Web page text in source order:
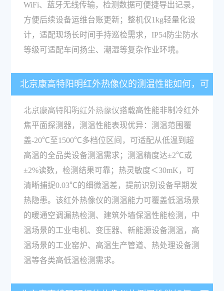
WiFi、蓝牙无线传输，检测数据可便捷导出记录，
方便后续设备运维台账更新；整机仅1kg轻量化设
计，适配现场长时间手持巡检需求，IP54防尘防水
等级可适配车间扬尘、潮湿等复杂作业环境。
北京康高特阳明红外热像仪的测温性能如何，可
覆盖哪些高低温检测需求？
北京康高特阳明红外热像仪搭载高性能非制冷红外
焦平面探测器，测温性能表现优异：测温范围覆
盖-20℃至1500℃多档位区间，可适配从低温到超
高温的全品类设备测温需求；测温精度达±2℃或
±2%读数，检测结果可靠；热灵敏度＜30mK，可
清晰捕捉0.03℃的细微温差，提前识别设备早期发
热隐患。该红外热像仪的测温能力可覆盖低温场景
的暖通空调漏热检测、建筑外墙保温性能检测，中
温场景的工业电机、变压器、新能源设备测温，高
温场景的工业窑炉、高温生产管道、热处理设备测
温等各类高低温检测需求。